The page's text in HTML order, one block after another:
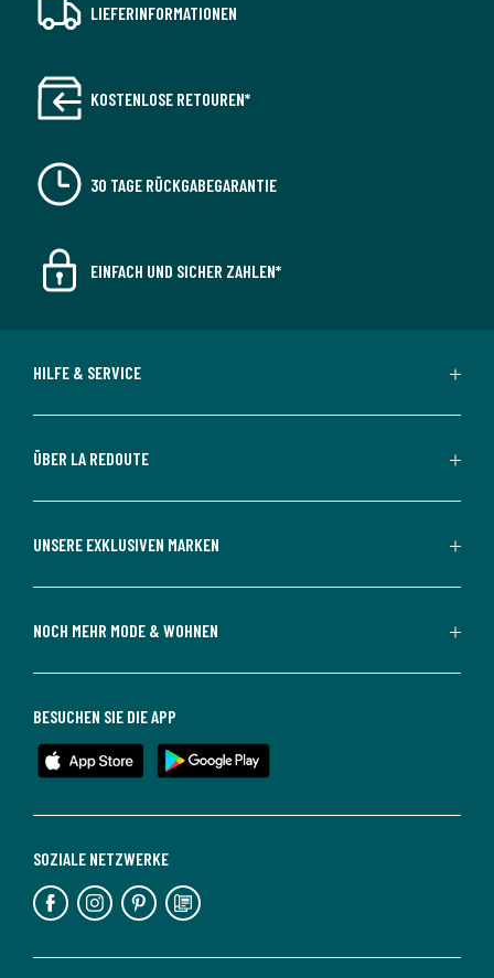
LIEFERINFORMATIONEN
KOSTENLOSE RETOUREN*
30 TAGE RÜCKGABEGARANTIE
EINFACH UND SICHER ZAHLEN*
HILFE & SERVICE
ÜBER LA REDOUTE
UNSERE EXKLUSIVEN MARKEN
NOCH MEHR MODE & WOHNEN
SOZIALE NETZWERKE
BESUCHEN SIE DIE APP